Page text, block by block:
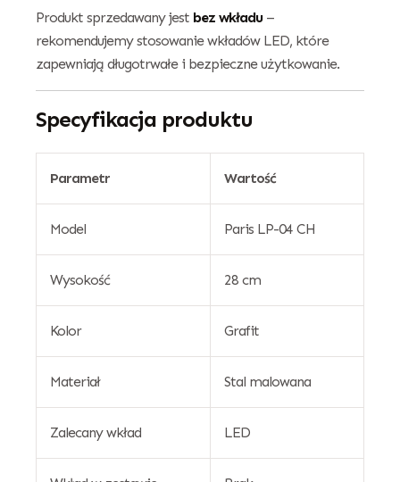
Produkt sprzedawany jest bez wkładu–
rekomendujemy stosowanie wkładów LED, które
zapewniają długotrwałe i bezpieczne użytkowanie.
Specyfikacja produktu
Parametr Wartość
Model Paris LP-04 CH
Wysokość 28 cm
Kolor Grafit
Materiał Stal malowana
Zalecany wkład LED